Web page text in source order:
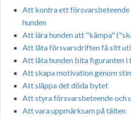
Att kontra ett försvarsbeteende
hunden
Att lära hunden att "kämpa"
Att låta försvarsdriften få sitt
Att låta hunden bita figuranten i
Att skapa motivation genom
Att släppa det döda bytet
Att styra försvarsbeteende och
Att vara uppmärksam på tälten